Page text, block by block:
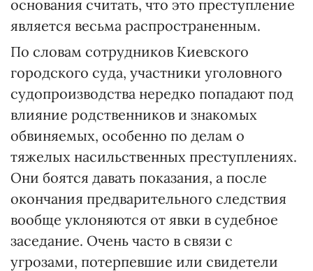
основания считать, что это преступление
является весьма распространенным.
По словам сотрудников Киевского
городского суда, участники уголовного
судопроизводства нередко попадают под
влияние родственников и знакомых
обвиняемых, особенно по делам о
тяжелых насильственных преступлениях.
Они боятся давать показания, а после
окончания предварительного следствия
вообще уклоняются от явки в судебное
заседание. Очень часто в связи с
угрозами, потерпевшие или свидетели